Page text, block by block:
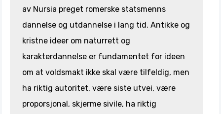
av Nursia preget romerske statsmenns
dannelse og utdannelse i lang tid. Antikke og
kristne ideer om naturrett og
karakterdannelse er fundamentet for ideen
om at voldsmakt ikke skal være tilfeldig, men
ha riktig autoritet, være siste utvei, være
proporsjonal, skjerme sivile, ha riktig